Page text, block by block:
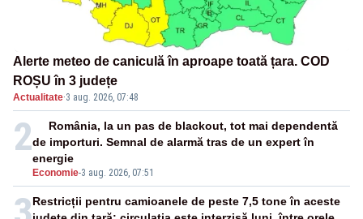
Alerte meteo de caniculă în aproape toată țara. COD
ROȘU în 3 județe
Actualitate·3 aug. 2026, 07:48
2
Economie-3 aug. 2026, 07:51
România, la un pas de blackout, tot mai dependentă
de importuri. Semnal de alarmă tras de un expert în
energie
Restricții pentru camioanele de peste 7,5 tone în aceste